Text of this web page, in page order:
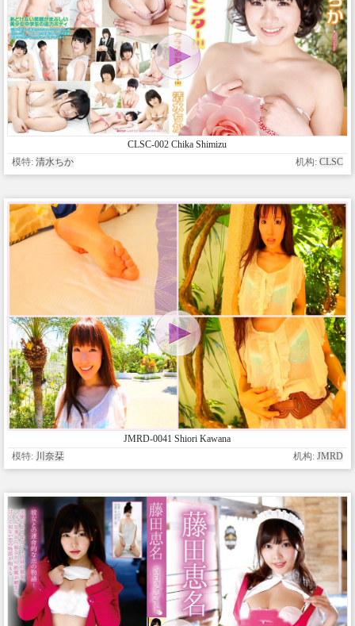
CLSC-002 Chika Shimizu
模特: 清水ちか 机构: CLSC
JMRD-0041 Shiori Kawana
模特: 川奈栞 机构: JMRD